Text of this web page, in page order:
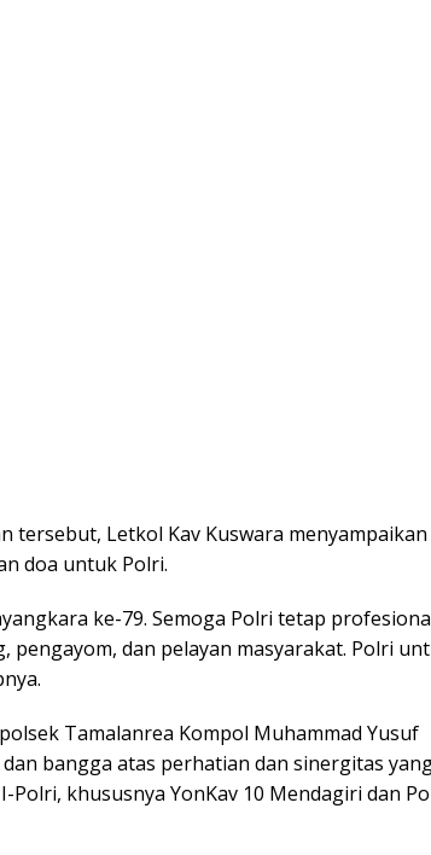
tersebut, Letkol Kav Kuswara menyampaikan
doa untuk Polri.
ke-79. Semoga Polri tetap
pengayom, dan pelayan masyarakat. Polri
Tamalanrea Kompol Muhammad Yusuf
bangga atas perhatian dan sinergitas
khususnya YonKav 10 Mendagiri dan